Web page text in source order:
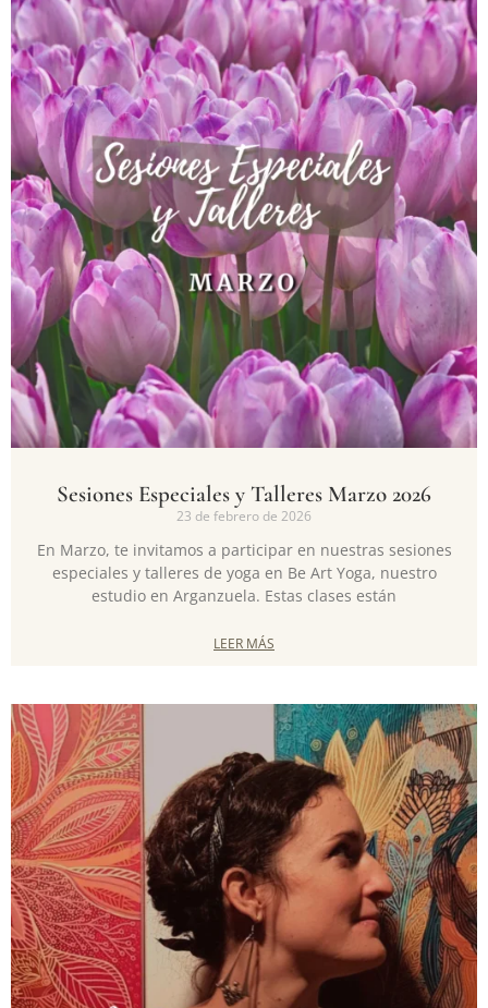
Sesiones Especiales y Talleres Marzo 2026
23 de febrero de 2026
En Marzo, te invitamos a participar en nuestras sesiones
especiales y talleres de yoga en Be Art Yoga, nuestro
estudio en Arganzuela. Estas clases están
LEER MÁS